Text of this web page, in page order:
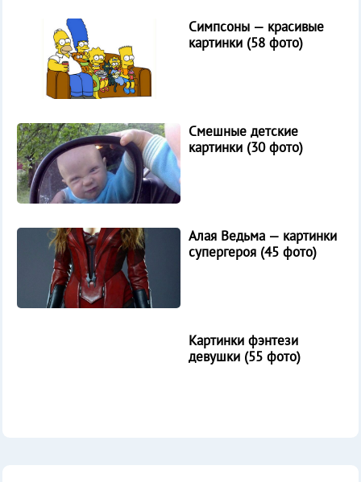
Симпсоны — красивые
картинки (58 фото)
Смешные детские
картинки (30 фото)
Алая Ведьма — картинки
супергероя (45 фото)
Картинки фэнтези
девушки (55 фото)